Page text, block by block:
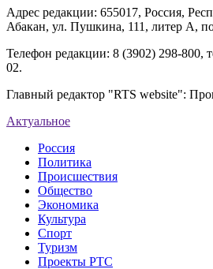
Адрес редакции: 655017, Россия,
Абакан, ул. Пушкина, 111, литер А,
Телефон редакции: 8 (3902) 298-800,
02.
Главный редактор "RTS website":
Актуальное
Россия
Политика
Происшествия
Общество
Экономика
Культура
Спорт
Туризм
Проекты РТС